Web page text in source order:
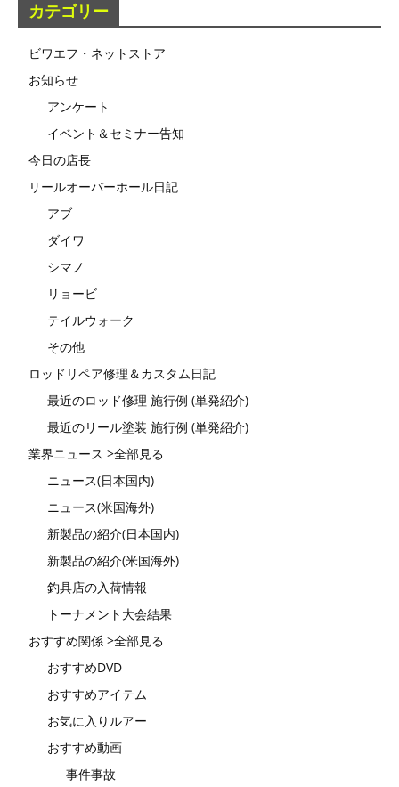
カテゴリー
ビワエフ・ネットストア
お知らせ
アンケート
イベント＆セミナー告知
今日の店長
リールオーバーホール日記
アブ
ダイワ
シマノ
リョービ
テイルウォーク
その他
ロッドリペア修理＆カスタム日記
最近のロッド修理 施行例 (単発紹介)
最近のリール塗装 施行例 (単発紹介)
業界ニュース >全部見る
ニュース(日本国内)
ニュース(米国海外)
新製品の紹介(日本国内)
新製品の紹介(米国海外)
釣具店の入荷情報
トーナメント大会結果
おすすめ関係 >全部見る
おすすめDVD
おすすめアイテム
お気に入りルアー
おすすめ動画
事件事故